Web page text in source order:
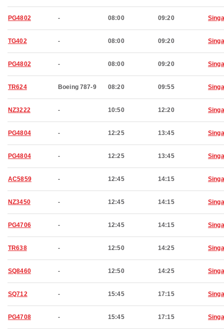
PG4802 - 08:00 09:20
TG402 - 08:00 09:20
PG4802 - 08:00 09:20
TR624 Boeing 787-9 08:20 09:55
NZ3222 - 10:50 12:20
PG4804 - 12:25 13:45
PG4804 - 12:25 13:45
AC5859 - 12:45 14:15
NZ3450 - 12:45 14:15
PG4706 - 12:45 14:15
TR638 - 12:50 14:25
SQ8460 - 12:50 14:25
SQ712 - 15:45 17:15
PG4708 - 15:45 17:15